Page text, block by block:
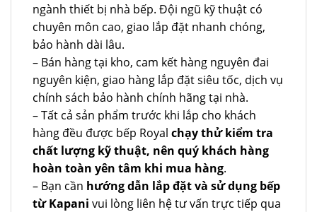
ngành thiết bị nhà bếp. Đội ngũ kỹ thuật có
chuyên môn cao, giao lắp đặt nhanh chóng,
bảo hành dài lâu.
– Bán hàng tại kho, cam kết hàng nguyên đai
nguyên kiện, giao hàng lắp đặt siêu tốc, dịch vụ
chính sách bảo hành chính hãng tại nhà.
– Tất cả sản phẩm trước khi lắp cho khách
hàng đều được bếp Royal chạy thử kiểm tra
chất lượng kỹ thuật, nên quý khách hàng
hoàn toàn yên tâm khi mua hàng.
– Bạn cần hướng dẫn lắp đặt và sử dụng bếp
từ Kapani vui lòng liên hệ tư vấn trực tiếp qua